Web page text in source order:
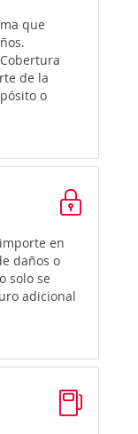
que
de la
o
en
daños o
solo se
adicional